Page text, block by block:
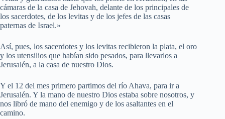
cámaras de la casa de Jehovah, delante de los principales de
los sacerdotes, de los levitas y de los jefes de las casas
paternas de Israel.»
Así, pues, los sacerdotes y los levitas recibieron la plata, el oro
y los utensilios que habían sido pesados, para llevarlos a
Jerusalén, a la casa de nuestro Dios.
Y el 12 del mes primero partimos del río Ahava, para ir a
Jerusalén. Y la mano de nuestro Dios estaba sobre nosotros, y
nos libró de mano del enemigo y de los asaltantes en el
camino.